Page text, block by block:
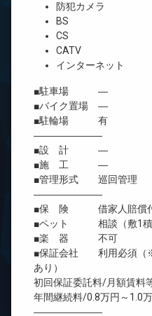
防犯カメラ
BS
CS
CATV
インターネット
■駐車場 ―
■バイク置場 ―
■駐輪場 有
―――――――
■設 計 ―
■施 工 ―
■管理形式 巡回管理
―――――――
■保 険 借家人賠償付
■ペット 相談（敷1積
■楽 器 不可
■保証会社 利用必須（※
あり）
初回保証委託料/月額賃料
年間継続料/0.8万円～1.0
―――――――